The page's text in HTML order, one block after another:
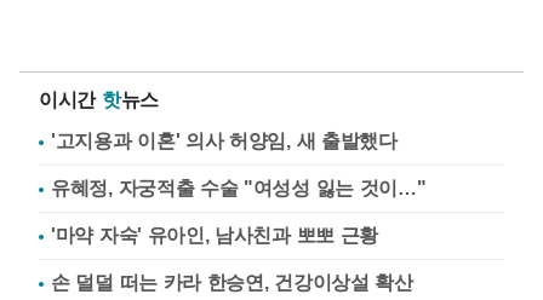
이시간 핫뉴스
'고지용과 이혼' 의사 허양임, 새 출발했다
유혜정, 자궁적출 수술 "여성성 잃는 것이…"
'마약 자숙' 유아인, 남사친과 뽀뽀 근황
손 덜덜 떠는 카라 한승연, 건강이상설 확산